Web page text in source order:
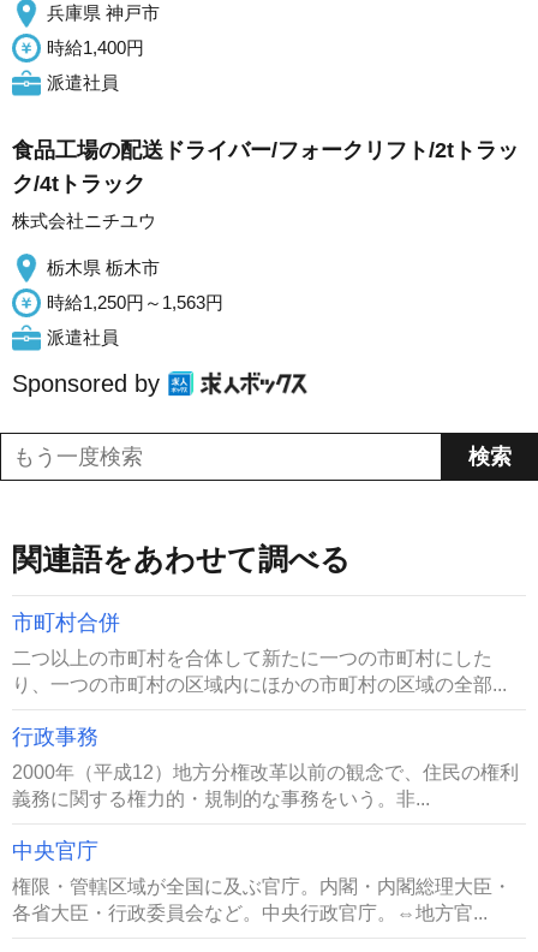
兵庫県 神戸市
時給1,400円
派遣社員
食品工場の配送ドライバー/フォークリフト/2tトラッ
ク/4tトラック
株式会社ニチユウ
栃木県 栃木市
時給1,250円～1,563円
派遣社員
Sponsored by
関連語をあわせて調べる
市町村合併
二つ以上の市町村を合体して新たに一つの市町村にした
り、一つの市町村の区域内にほかの市町村の区域の全部...
行政事務
2000年（平成12）地方分権改革以前の観念で、住民の権利
義務に関する権力的・規制的な事務をいう。非...
中央官庁
権限・管轄区域が全国に及ぶ官庁。内閣・内閣総理大臣・
各省大臣・行政委員会など。中央行政官庁。⇔地方官...